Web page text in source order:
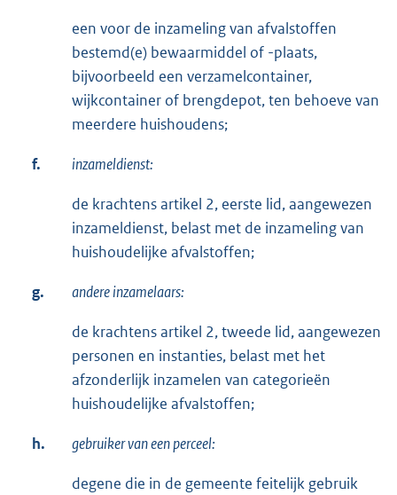
een voor de inzameling van afvalstoffen
bestemd(e) bewaarmiddel of -plaats,
bijvoorbeeld een verzamelcontainer,
wijkcontainer of brengdepot, ten behoeve van
meerdere huishoudens;
f. inzameldienst:
de krachtens artikel 2, eerste lid, aangewezen
inzameldienst, belast met de inzameling van
huishoudelijke afvalstoffen;
g. andere inzamelaars:
de krachtens artikel 2, tweede lid, aangewezen
personen en instanties, belast met het
afzonderlijk inzamelen van categorieën
huishoudelijke afvalstoffen;
h. gebruiker van een perceel:
degene die in de gemeente feitelijk gebruik